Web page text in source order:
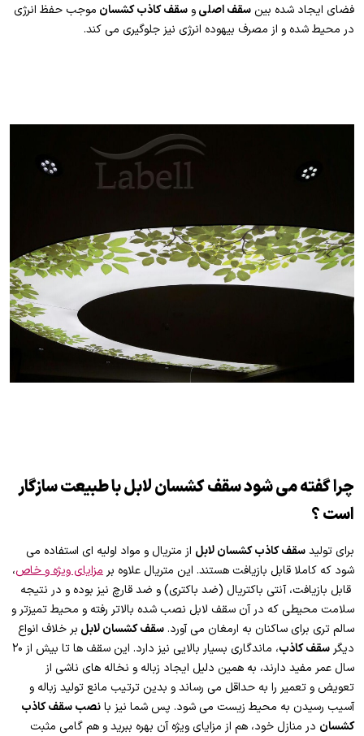
فضای ایجاد شده بین سقف اصلیو سقف کاذب کشسان موجب حفظ انرژی
در محیط شده و از مصرف بیهوده انرژی نیز جلوگیری می کند.
چرا گفته می شود سقف کشسان لابل با طبیعت سازگار
است ؟
برای تولیدسقف کاذب کشسان لابل از متریال و مواد اولیه ای استفاده می
شود که کاملا قابل بازیافت هستند. این متریال علاوه بر مزایای ویژه و خاص،
قابل بازیافت، آنتی باکتریال (ضد باکتری) و ضد قارچ نیز بوده و در نتیجه
سلامت محیطی که در آن سقف لابل نصب شده بالاتر رفته و محیط تمیزتر و
سالم تری برای ساکنان به ارمغان می آورد.سقف کشسان لابل بر خلاف انواع
دیگر سقف کاذب
، ماندگاری بسیار بالایی نیز دارد. این سقف ها تا بیش از ۲۰
سال عمر مفید دارند، به همین دلیل ایجاد زباله و نخاله های ناشی از
تعویض و تعمیر را به حداقل می رساند و بدین ترتیب مانع تولید زباله و
آسیب رسیدن به محیط زیست می شود. پس شما نیز بانصب سقف کاذب
کشسان در منازل خود، هم از مزایای ویژه آن بهره ببرید و هم گامی مثبت